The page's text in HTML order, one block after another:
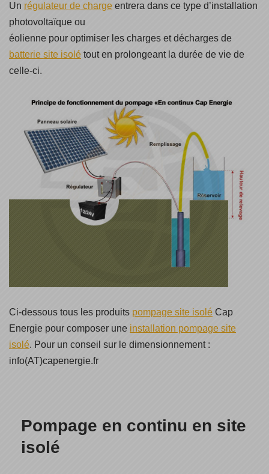
Un régulateur de charge entrera dans ce type d’installation
photovoltaïque ou
éolienne pour optimiser les charges et décharges de
batterie site isolé tout en prolongeant la durée de vie de
celle-ci.
Ci-dessous tous les produits pompage site isolé Cap
Energie pour composer une installation pompage site
isolé. Pour un conseil sur le dimensionnement :
info(AT)capenergie.fr
Pompage en continu en site
isolé